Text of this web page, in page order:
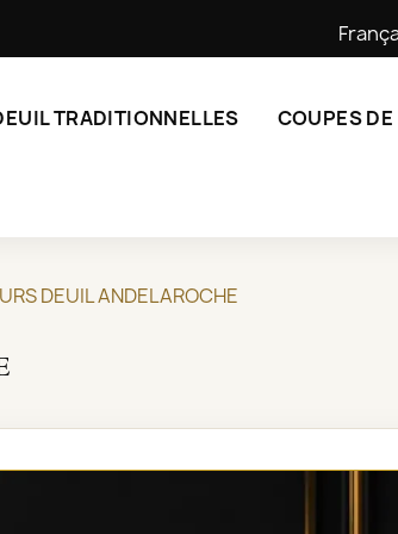
TRADITIONNELLES COUPES
DEUIL ANDELAROCHE